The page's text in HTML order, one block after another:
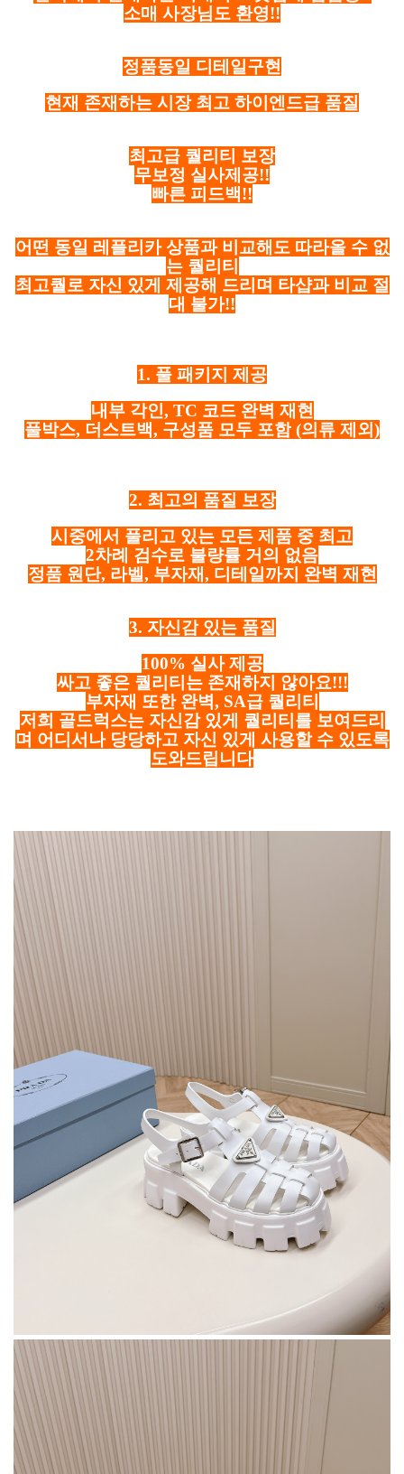
소매 사장님도 환영!!
정품동일 디테일구현
현재 존재하는 시장 최고 하이엔드급 품질
최고급 퀄리티 보장
무보정 실사제공!!
빠른 피드백!!
어떤 동일 레플리카 상품과 비교해도 따라올 수 없
는 퀄리티
최고퀄로 자신 있게 제공해 드리며 타샵과 비교 절
대 불가!!
1. 풀 패키지 제공
내부 각인, TC 코드 완벽 재현
풀박스, 더스트백, 구성품 모두 포함 (의류 제외)
2. 최고의 품질 보장
시중에서 풀리고 있는 모든 제품 중 최고
2차례 검수로 불량률 거의 없음
정품 원단, 라벨, 부자재, 디테일까지 완벽 재현
3. 자신감 있는 품질
100% 실사 제공
싸고 좋은 퀄리티는 존재하지 않아요!!!
부자재 또한 완벽, SA급 퀄리티
저희 골드럭스는 자신감 있게 퀄리티를 보여드리
며 어디서나 당당하고 자신 있게 사용할 수 있도록
도와드립니다